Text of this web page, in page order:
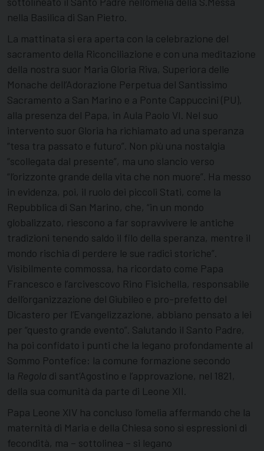
nella Basilica di San Pietro.
La mattinata si era aperta con la celebrazione del
sacramento della Riconciliazione e con una meditazione
della nostra suor Maria Gloria Riva, Superiora delle
Monache dell’Adorazione Perpetua del Santissimo
Sacramento a San Marino e a Ponte Cappuccini (PU),
alla presenza del Papa, in Aula Paolo VI. Nel suo
intervento suor Gloria ha richiamato ad una speranza
“tesa tra passato e futuro”. Non più una nostalgia
“scollegata dal presente”, ma uno slancio verso
“l’orizzonte grande della vita che non muore”. Ha messo
in evidenza, poi, il ruolo dei piccoli Stati, come la
Repubblica di San Marino, che, “in un mondo
globalizzato, riescono a far sopravvivere le antiche
tradizioni tenendo saldo il filo della speranza, mentre il
mondo rischia di perdere le sue radici storiche”.
Visibilmente commossa, ha ricordato come Papa
Francesco e l’arcivescovo Rino Fisichella, responsabile
dell’organizzazione del Giubileo e pro-prefetto del
Dicastero per l’Evangelizzazione, abbiano pensato a lei
per “questo grande evento”. Salutando il Santo Padre,
ha poi confidato i punti che la legano profondamente al
Sommo Pontefice: la comune formazione secondo
la Regola di sant’Agostino e l’approvazione, nel 1821,
della sua comunità da parte di Leone XII.
Papa Leone XIV ha concluso l’omelia affermando che la
maternità di Maria e della Chiesa sono sì espressioni di
fecondità, ma – sottolinea – si legano